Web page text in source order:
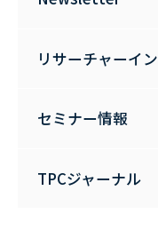
リサーチャーイ
セミナー情報
TPCジャーナル